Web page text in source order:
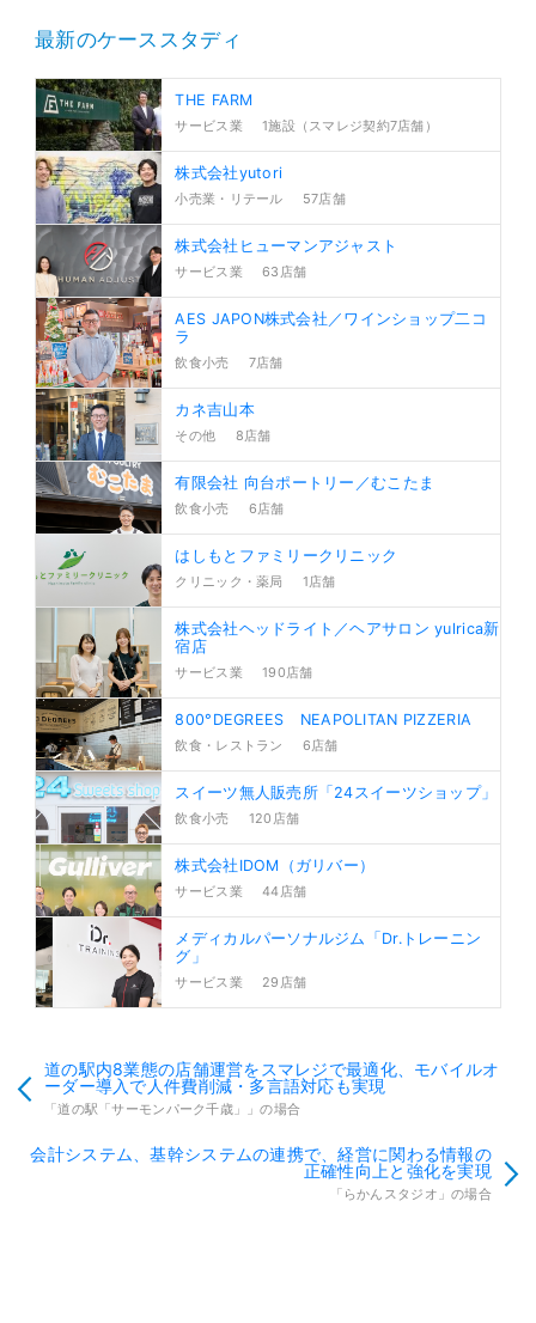
最新のケーススタディ
THE FARM
サービス業 1施設（スマレジ契約7店舗）
株式会社yutori
小売業・リテール 57店舗
株式会社ヒューマンアジャスト
サービス業 63店舗
AES JAPON株式会社／ワインショップ二コ
ラ
飲食小売 7店舗
カネ吉山本
その他 8店舗
有限会社 向台ポートリー／むこたま
飲食小売 6店舗
はしもとファミリークリニック
クリニック・薬局 1店舗
株式会社ヘッドライト／ヘアサロン yulrica新
宿店
サービス業 190店舗
800°DEGREES NEAPOLITAN PIZZERIA
飲食・レストラン 6店舗
スイーツ無人販売所「24スイーツショップ」
飲食小売 120店舗
株式会社IDOM（ガリバー）
サービス業 44店舗
メディカルパーソナルジム「Dr.トレーニン
グ」
サービス業 29店舗
道の駅内8業態の店舗運営をスマレジで最適化、モバイルオ
ーダー導入で人件費削減・多言語対応も実現
「道の駅「サーモンパーク千歳」」の場合
会計システム、基幹システムの連携で、経営に関わる情報の
正確性向上と強化を実現
「らかんスタジオ」の場合